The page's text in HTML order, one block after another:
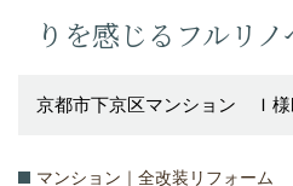
りを感じるフルリ
京都市下京区マンション Ｉ様
マンション｜全改装リフォーム